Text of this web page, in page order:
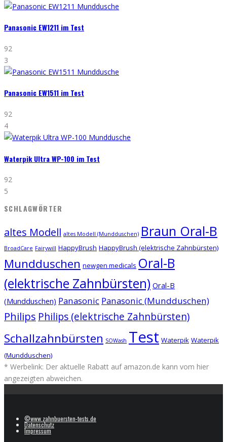
Panasonic EW1211 im Test
92
3
Panasonic EW1511 im Test
92
4
Waterpik Ultra WP-100 im Test
92
5
SCHLAGWÖRTER
altes Modell altes Modell (Mundduschen) Braun Oral-B
BroadCare Fairywill HappyBrush HappyBrush (elektrische Zahnbürsten)
Mundduschen newgen medicals Oral-B
(elektrische Zahnbürsten) Oral-B
(Mundduschen) Panasonic Panasonic (Mundduschen)
Philips Philips (elektrische Zahnbürsten)
Schallzahnbürsten SOWash Test Waterpik Waterpik
(Mundduschen)
* Werbelink: Der aktuelle Rabatt auf amazon.de kann vom hier
angezeigten abweichen.
©www.zahnbuersten-tests.de
Datenschutz
Impressum